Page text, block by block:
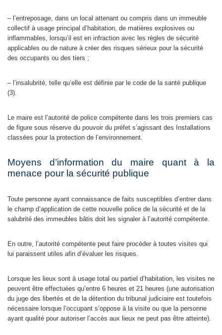
– l’entreposage, dans un local attenant ou compris dans un immeuble
collectif à usage principal d’habitation, de matières explosives ou
inflammables, lorsqu’il est en infraction avec les règles de sécurité
applicables ou de nature à créer des risques sérieux pour la sécurité
des occupants ou des tiers ;
– l’insalubrité, telle qu’elle est définie par le code de la santé publique
(3).
Le maire est l’autorité de police compétente dans les trois premiers cas
de figure sous réserve du pouvoir du préfet s’agissant des Installations
classées pour la protection de l’environnement.
Moyens d’information du maire quant à la
menace pour la sécurité publique
Toute personne ayant connaissance de faits susceptibles d’entrer dans
le champ d’application de cette nouvelle police de la sécurité et de la
salubrité des immeubles bâtis doit les signaler à l’autorité compétente.
En outre, l’autorité compétente peut faire procéder à toutes visites qui
lui paraissent utiles afin d’évaluer les risques.
Lorsque les lieux sont à usage total ou partiel d’habitation, les visites ne
peuvent être effectuées qu’entre 6 heures et 21 heures (une autorisation
du juge des libertés et de la détention du tribunal judiciaire est toutefois
nécessaire lorsque l’occupant s’oppose à la visite ou que la personne
ayant qualité pour autoriser l’accès aux lieux ne peut pas être atteinte).